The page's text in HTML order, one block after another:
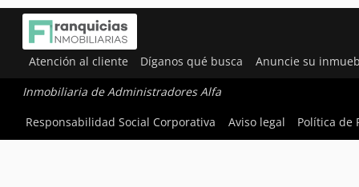
Atención al cliente Díganos qué busca Anuncie su
Inmobiliaria de Administradores Alfa
Responsabilidad Social Corporativa
Aviso legal Política de